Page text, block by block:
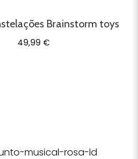
Brainstorm toys
49,99 €